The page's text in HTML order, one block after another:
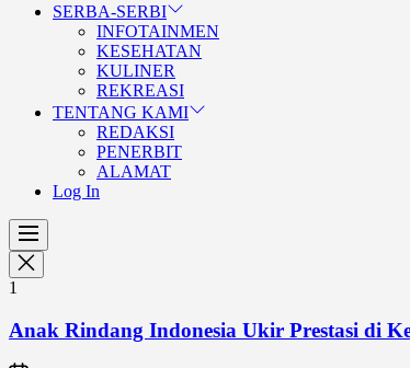
SERBA-SERBI
INFOTAINMEN
KESEHATAN
KULINER
REKREASI
TENTANG KAMI
REDAKSI
PENERBIT
ALAMAT
Log In
1
Anak Rindang Indonesia Ukir Prestasi di